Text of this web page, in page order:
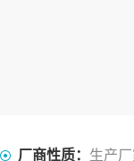
厂商性质： 生产